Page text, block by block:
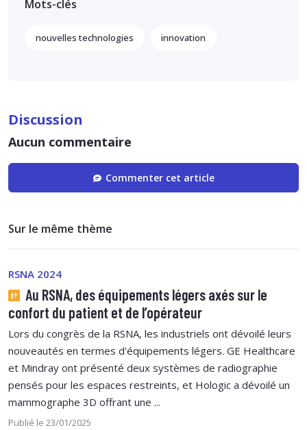
Mots-clés
nouvelles technologies innovation
Discussion
Aucun commentaire
Commenter cet article
Sur le même thème
RSNA 2024
Au RSNA, des équipements légers axés sur le
confort du patient et de l’opérateur
Lors du congrès de la RSNA, les industriels ont dévoilé leurs
nouveautés en termes d'équipements légers. GE Healthcare
et Mindray ont présenté deux systèmes de radiographie
pensés pour les espaces restreints, et Hologic a dévoilé un
mammographe 3D offrant une ...
Publié le 23/01/2025